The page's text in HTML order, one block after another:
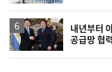
내년부터
공급망 협